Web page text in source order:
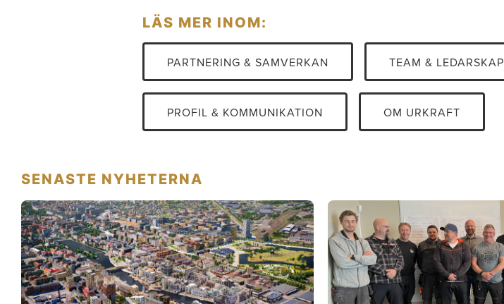
LÄS MER INOM:
PARTNERING & SAMVERKAN TEAM & LEDARSKAP
PROFIL & KOMMUNIKATION OM URKRAFT
SENASTE NYHETERNA